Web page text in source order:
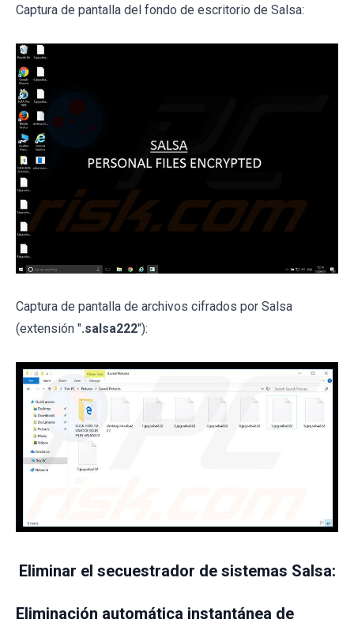
Captura de pantalla del fondo de escritorio de Salsa:
Captura de pantalla de archivos cifrados por Salsa
(extensión ".salsa222"):
Eliminar el secuestrador de sistemas Salsa:
Eliminación automática instantánea de